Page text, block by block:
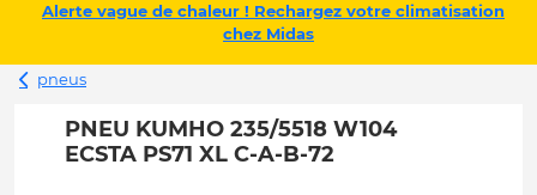
Alerte vague de chaleur ! Rechargez votre climatisation
chez Midas
pneus
PNEU KUMHO 235/5518 W104
ECSTA PS71 XL C-A-B-72